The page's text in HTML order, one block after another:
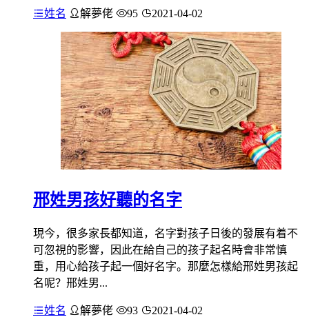
姓名 解夢佬 95 2021-04-02
邢姓男孩好聽的名字
現今，很多家長都知道，名字對孩子日後的發展有着不
可忽視的影響，因此在給自己的孩子起名時會非常慎
重，用心給孩子起一個好名字。那麼怎樣給邢姓男孩起
名呢？邢姓男...
姓名 解夢佬 93 2021-04-02